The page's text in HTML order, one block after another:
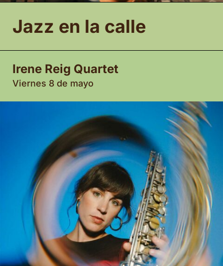
Jazz en la calle
Irene Reig Quartet
Viernes 8 de mayo